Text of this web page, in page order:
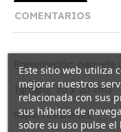
COMENTARIOS
Presentación : paquete
Tamaño: 30 x 20 cms
Super resistentes.
Este sitio web utiliza
mejorar nuestros
relacionada con sus
sus hábitos de
sobre su uso pulse el